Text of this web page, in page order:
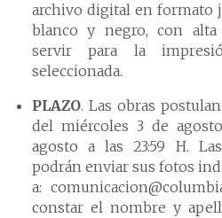
archivo digital en formato
blanco y negro, con alta
servir para la
seleccionada.
PLAZO. Las obras
del miércoles 3 de
agosto a las 23:59 H.
podrán enviar sus fotos
a:
constar el nombre y